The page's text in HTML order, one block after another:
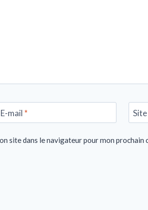
E-mail * Site
site dans le navigateur pour mon prochain